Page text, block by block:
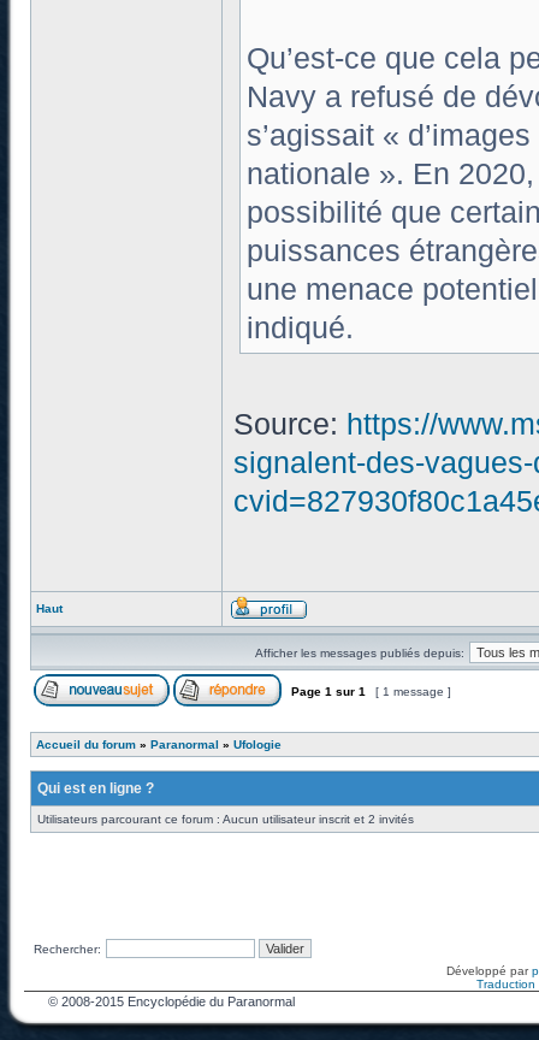
Qu’est-ce que cela
Navy a refusé de
s’agissait «
nationale ». En
possibilité que
puissances
une menace
indiqué.
Source: https://
signalent-des-
Haut
Afficher les messages publiés depuis:
Page 1 sur 1 [ 1 message ]
Accueil du forum » Paranormal » Ufologie
Qui est en ligne ?
Utilisateurs parcourant ce forum : Aucun utilisateur inscrit et 2 invités
Rechercher:
Développé par
Traduction
© 2008-2015 Encyclopédie du Paranormal